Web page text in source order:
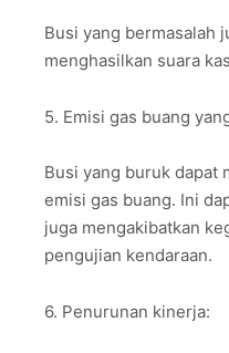
Busi yang bermasalah
menghasilkan suara
5. Emisi gas buang
Busi yang buruk dapat
emisi gas buang. Ini
juga mengakibatkan
pengujian kendaraan.
6. Penurunan kinerja: